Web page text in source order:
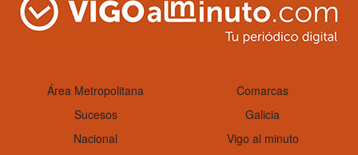
Área Metropolitana
Comarcas
Sucesos
Galicia
Nacional
Vigo al minuto